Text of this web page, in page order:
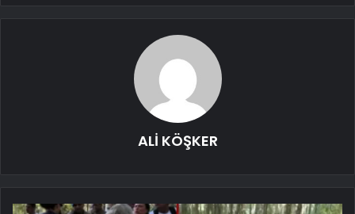
ALİ KÖŞKER